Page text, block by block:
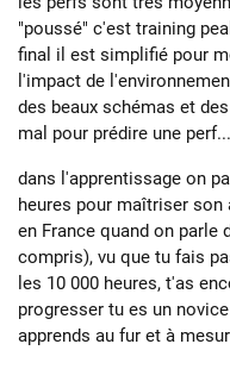
"poussé" c'est training
final il est simplifié pour
l'impact de
des beaux schémas et
mal pour prédire une
dans l'apprentissage on
heures pour maîtriser
en France quand on parle
compris), vu que tu fais
les 10 000 heures, t'as
progresser tu es un
apprends au fur et à